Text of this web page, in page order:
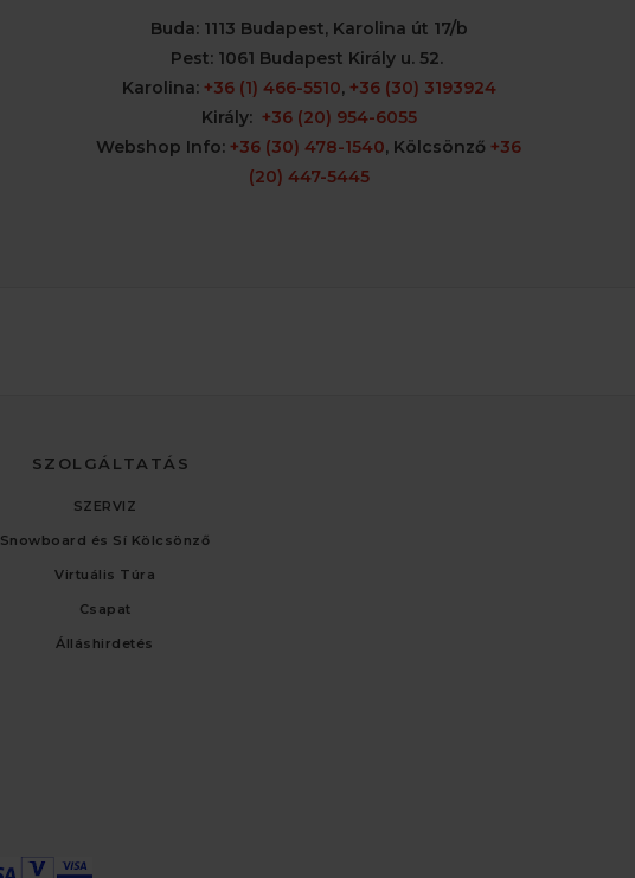
Buda:1113 Budapest, Karolina út 17/b
Pest:1061 Budapest Király u. 52.
Karolina: +36 (1) 466-5510, +36 (30) 3193924
Király: +36 (20) 954-6055
Webshop Info: +36 (30) 478-1540, Kölcsönző +36
(20) 447-5445
SZOLGÁLTATÁS
SZERVIZ
Snowboard és Sí Kölcsönző
Virtuális Túra
Csapat
Álláshirdetés